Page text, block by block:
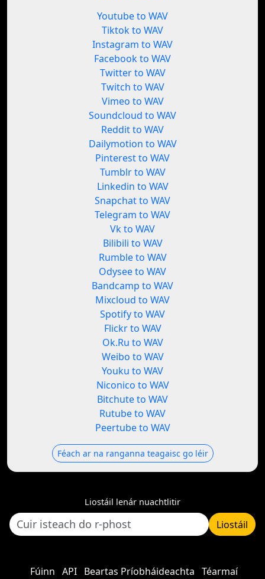
Youtube to WAV
Tiktok to WAV
Instagram to WAV
Facebook to WAV
Twitter to WAV
Twitch to WAV
Vimeo to WAV
Soundcloud to WAV
Reddit to WAV
Dailymotion to WAV
Pinterest to WAV
Tumblr to WAV
Linkedin to WAV
Snapchat to WAV
Telegram to WAV
Vk to WAV
Bilibili to WAV
Rumble to WAV
Odysee to WAV
Bandcamp to WAV
Mixcloud to WAV
Spotify to WAV
Flickr to WAV
Ok.Ru to WAV
Weibo to WAV
Youku to WAV
Niconico to WAV
Bitchute to WAV
Rutube to WAV
Peertube to WAV
Féach ar na ranganna teagaisc go léir
Liostáil lenár nuachtlitir
Liostáil
Fúinn API Beartas Príobháideachta Téarmaí